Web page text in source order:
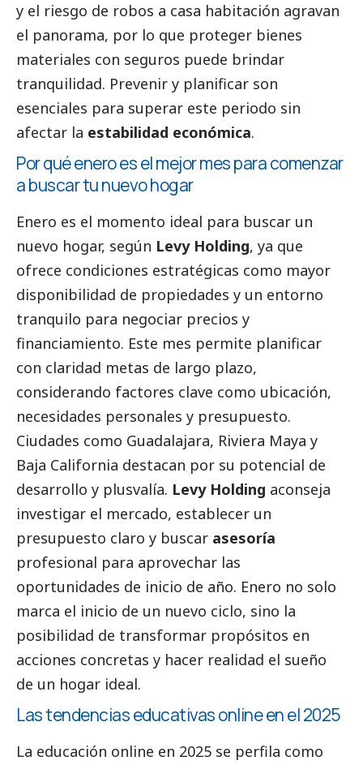
y el riesgo de robos a casa habitación agravan
el panorama, por lo que proteger bienes
materiales con seguros puede brindar
tranquilidad. Prevenir y planificar son
esenciales para superar este periodo sin
afectar la estabilidad económica.
Por qué enero es el mejor mes para comenzar
a buscar tu nuevo hogar
Enero es el momento ideal para buscar un
nuevo hogar, según Levy Holding, ya que
ofrece condiciones estratégicas como mayor
disponibilidad de propiedades y un entorno
tranquilo para negociar precios y
financiamiento. Este mes permite planificar
con claridad metas de largo plazo,
considerando factores clave como ubicación,
necesidades personales y presupuesto.
Ciudades como Guadalajara, Riviera Maya y
Baja California destacan por su potencial de
desarrollo y plusvalía. Levy Holding aconseja
investigar el mercado, establecer un
presupuesto claro y buscar asesoría
profesional para aprovechar las
oportunidades de inicio de año. Enero no solo
marca el inicio de un nuevo ciclo, sino la
posibilidad de transformar propósitos en
acciones concretas y hacer realidad el sueño
de un hogar ideal.
Las tendencias educativas online en el 2025
La educación online en 2025 se perfila como